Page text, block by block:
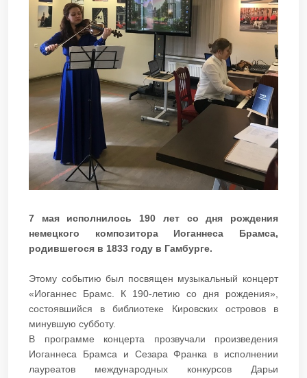
7 мая исполнилось 190 лет со дня рождения
немецкого композитора Иоганнеса Брамса,
родившегося в 1833 году в Гамбурге.
Этому событию был посвящен музыкальный концерт
«Иоганнес Брамс. К 190-летию со дня рождения»,
состоявшийся в библиотеке Кировских островов в
минувшую субботу.
В программе концерта прозвучали произведения
Иоганнеса Брамса и Сезара Франка в исполнении
лауреатов международных конкурсов Дарьи